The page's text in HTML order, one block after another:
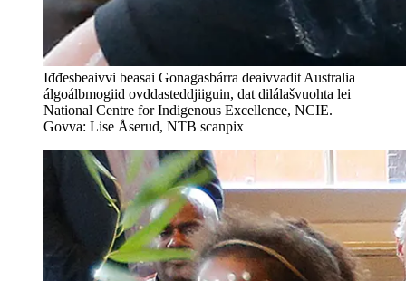
Iđđesbeaivvi beasai Gonagasbárra deaivvadit Australia
álgoálbmogiid ovddasteddjiiguin, dat dilálašvuohta lei
National Centre for Indigenous Excellence, NCIE.
Govva: Lise Åserud, NTB scanpix